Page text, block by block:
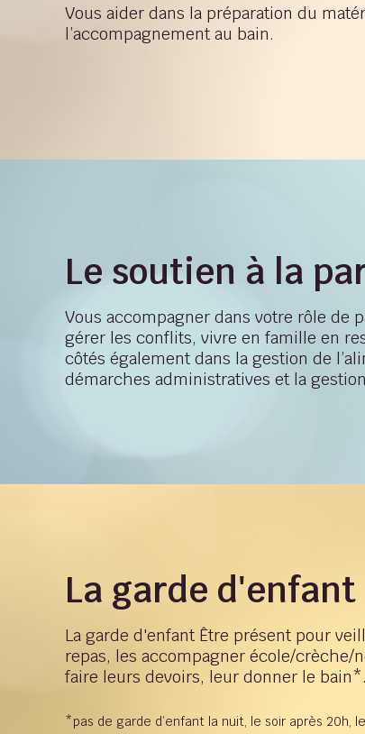
Vous aider dans la préparation du
l’accompagnement au bain.
Le soutien à la
Vous accompagner dans votre rôle de
gérer les conflits, vivre en famille en
côtés également dans la gestion de
démarches administratives et la
La garde d'enfant
La garde d'enfant Être présent pour
repas, les accompagner école/
faire leurs devoirs, leur donner le bain*.
*pas de garde d’enfant la nuit, le soir après 20h,